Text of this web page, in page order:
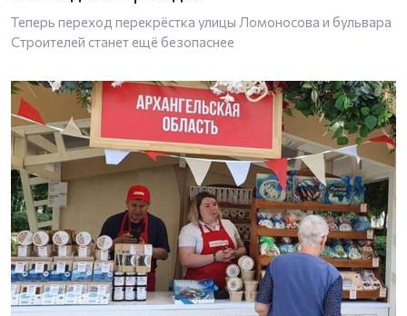
Теперь переход перекрёстка улицы Ломоносова и бульвара
Строителей станет ещё безопаснее